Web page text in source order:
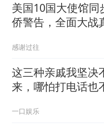
美国10国大使馆同
侨警告，全面大战
感谢过往
这三种亲戚我坚决
来，哪怕打电话也
一口娱乐